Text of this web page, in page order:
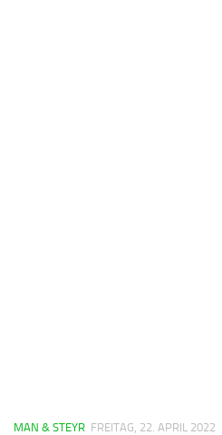
MAN & STEYR FREITAG, 22. APRIL 2022